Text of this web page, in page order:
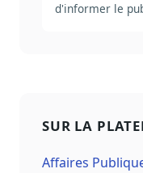
d'informer le
SUR LA
Affaires